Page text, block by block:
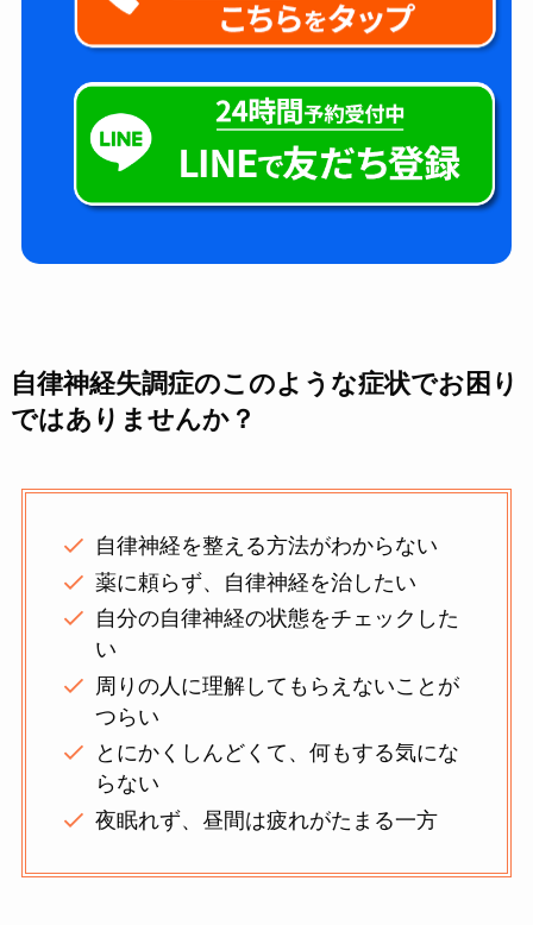
自律神経失調症のこのような症状でお困り
ではありませんか？
自律神経を整える方法がわからない
薬に頼らず、自律神経を治したい
自分の自律神経の状態をチェックした
い
周りの人に理解してもらえないことが
つらい
とにかくしんどくて、何もする気にな
らない
夜眠れず、昼間は疲れがたまる一方